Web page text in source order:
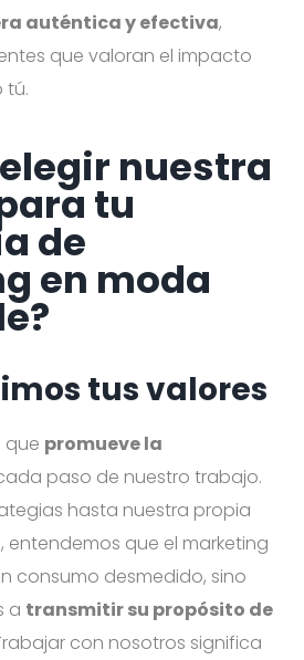
auténtica y efectiva,
que valoran el impacto
tú.
nuestra
tu
de
en moda
tus valores
que promueve la
paso de nuestro trabajo.
hasta nuestra propia
entendemos que el marketing
consumo desmedido, sino
a transmitir su propósito de
con nosotros significa